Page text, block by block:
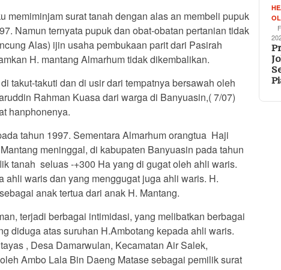
memiminjam surat tanah dengan alas an membeli pupuk
Namun ternyata pupuk dan obat-obatan pertanian tidak
Alas) ijin usaha pembukaan parit dari Pasirah
H. mantang Almarhum tidak dikembalikan.
takut-takuti dan di usir dari tempatnya bersawah oleh
Rahman Kuasa dari warga di Banyuasin,( 7/07)
hanphonenya.
tahun 1997. Sementara Almarhum orangtua Haji
meninggal, di kabupaten Banyuasin pada tahun
tanah seluas -+300 Ha yang di gugat oleh ahli waris.
ahli waris dan yang menggugat juga ahli waris. H.
anak tertua dari anak H. Mantang.
terjadi berbagai intimidasi, yang melibatkan berbagai
diduga atas suruhan H.Ambotang kepada ahli waris.
, Desa Damarwulan, Kecamatan Air Salek,
Ambo Lala Bin Daeng Matase sebagai pemilik surat